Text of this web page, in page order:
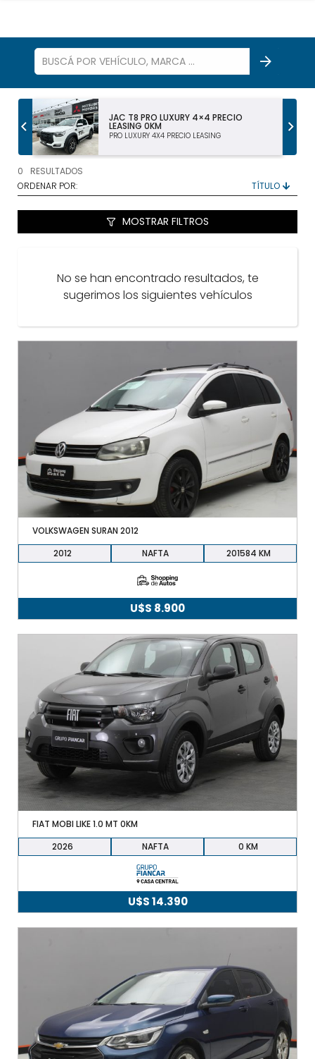
TODOS LOS VEHÍCULOS
PICKUP Y DOBLE CABINA
VENDÉ
+598 91 372 694
JAC T8 PRO LUXURY 4×4 PRECIO
LEASING 0KM
PRO LUXURY 4X4 PRECIO LEASING
0
RESULTADOS
ORDENAR POR:
MOSTRAR FILTROS
No se han encontrado resultados, te
sugerimos los siguientes vehículos
VOLKSWAGEN SURAN 2012
2012
NAFTA 201584
U$S 8.900
FIAT MOBI LIKE 1.0 MT 0KM
2026
NAFTA 0
U$S14.390